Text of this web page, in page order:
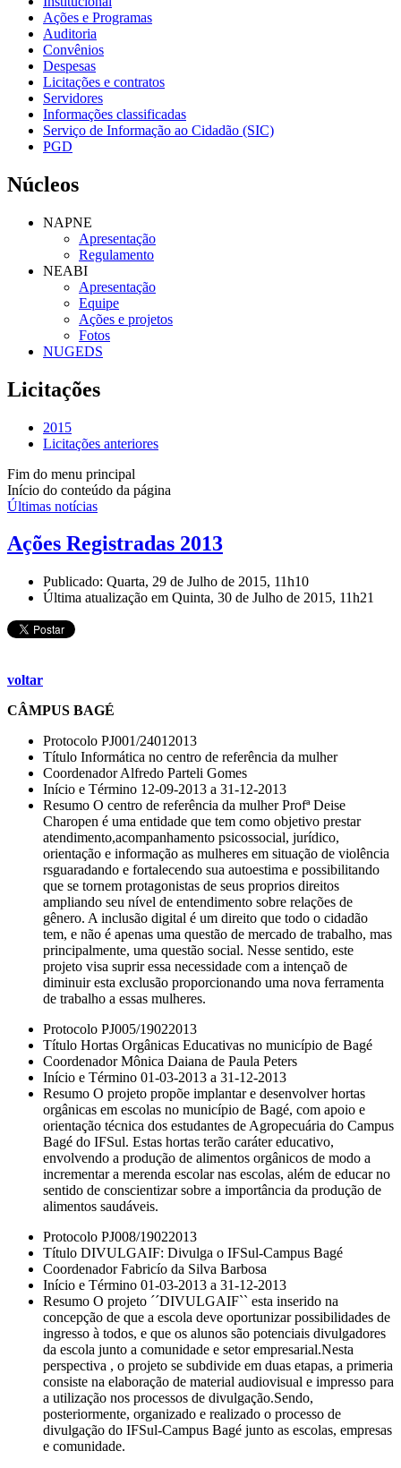
Ações e Programas
Auditoria
Convênios
Despesas
Licitações e contratos
Servidores
Informações classificadas
Serviço de Informação ao Cidadão (SIC)
PGD
Núcleos
NAPNE
Apresentação
Regulamento
NEABI
Apresentação
Equipe
Ações e projetos
Fotos
NUGEDS
Licitações
2015
Licitações anteriores
Fim do menu principal
Início do conteúdo da página
Últimas notícias
Ações Registradas 2013
Publicado: Quarta, 29 de Julho de 2015, 11h10
Última atualização em Quinta, 30 de Julho de 2015, 11h21
voltar
CÂMPUS BAGÉ
Protocolo PJ001/24012013
Título Informática no centro de referência da mulher
Coordenador Alfredo Parteli Gomes
Início e Término 12-09-2013 a 31-12-2013
Resumo O centro de referência da mulher Profª Deise
Charopen é uma entidade que tem como objetivo prestar
atendimento,acompanhamento psicossocial, jurídico,
orientação e informação as mulheres em situação de violência
rsguaradando e fortalecendo sua autoestima e possibilitando
que se tornem protagonistas de seus proprios direitos
ampliando seu nível de entendimento sobre relações de
gênero. A inclusão digital é um direito que todo o cidadão
tem, e não é apenas uma questão de mercado de trabalho, mas
principalmente, uma questão social. Nesse sentido, este
projeto visa suprir essa necessidade com a intençaõ de
diminuir esta exclusão proporcionando uma nova ferramenta
de trabalho a essas mulheres.
Protocolo PJ005/19022013
Título Hortas Orgânicas Educativas no município de Bagé
Coordenador Mônica Daiana de Paula Peters
Início e Término 01-03-2013 a 31-12-2013
Resumo O projeto propõe implantar e desenvolver hortas
orgânicas em escolas no município de Bagé, com apoio e
orientação técnica dos estudantes de Agropecuária do Campus
Bagé do IFSul. Estas hortas terão caráter educativo,
envolvendo a produção de alimentos orgânicos de modo a
incrementar a merenda escolar nas escolas, além de educar no
sentido de conscientizar sobre a importância da produção de
alimentos saudáveis.
Protocolo PJ008/19022013
Título DIVULGAIF: Divulga o IFSul-Campus Bagé
Coordenador Fabricío da Silva Barbosa
Início e Término 01-03-2013 a 31-12-2013
Resumo O projeto ´´DIVULGAIF`` esta inserido na
concepção de que a escola deve oportunizar possibilidades de
ingresso à todos, e que os alunos são potenciais divulgadores
da escola junto a comunidade e setor empresarial.Nesta
perspectiva , o projeto se subdivide em duas etapas, a primeria
consiste na elaboração de material audiovisual e impresso para
a utilização nos processos de divulgação.Sendo,
posteriormente, organizado e realizado o processo de
divulgação do IFSul-Campus Bagé junto as escolas, empresas
e comunidade.